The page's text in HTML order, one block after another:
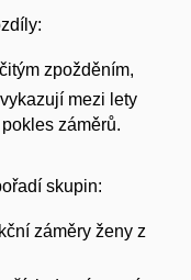
zpožděním,
mezi lety
záměrů.
skupin:
záměry ženy z